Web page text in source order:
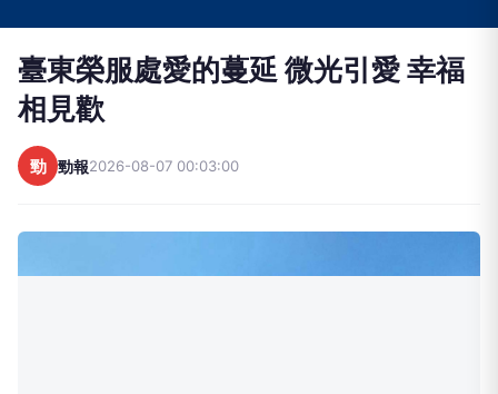
臺東榮服處愛的蔓延 微光引愛 幸福
相見歡
勁 勁報2026-08-07 00:03:00